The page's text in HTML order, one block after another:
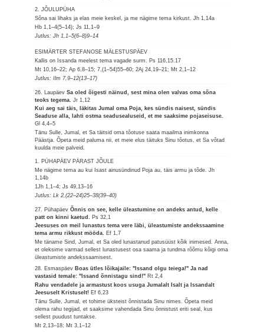
2. JÕULUPÜHA
Sõna sai lihaks ja elas meie keskel, ja me nägime tema kirkust.Jh 1,14a
Hb 1,1–4(5–14); Js 11,1–9
Jutlus: Jh 1,1–5(6–8)9–14
ESIMÄRTER STEFANOSE MÄLESTUSPÄEV
Kallis on Issanda meelest tema vagade surm. Ps 116,15.17
Mt 10,16–22; Ap 6,8–15; 7,(1–54)55–60; 2Aj 24,19–21; Mt 2,1–12
Jutlus: Ilm 7,9–12(13–17)
26. LaupäevSa oled õigesti näinud, sest mina olen valvas oma sõna
teoks tegema.Jr 1,12
Kui aeg sai täis, läkitas Jumal oma Poja, kes sündis naisest, sündis
Seaduse alla, lahti ostma seadusealuseid, et me saaksime pojaseisuse.
Gl 4,4–5
Tänu Sulle, Jumal, et Sa täitsid oma tõotuse saata maailma inimkonna
Päästja. Õpeta meid paluma nii, et meie elus täituks Sinu tõotus, et Sa võtad
kuulda meie palveid.
1. PÜHAPÄEV PÄRAST JÕULE
Me nägime tema au kui Isast ainusündinud Poja au, täis armu ja tõde.Jh
1,14b
1Jh 1,1–4; Js 49,13–16
Jutlus: Lk 2,(22–24)25–38(39–40)
27. PühapäevÕnnis on see, kelle üleastumine on andeks antud, kelle
patt on kinni kaetud. Ps 32,1
Jeesuses on meil lunastus tema vere läbi, üleastumiste andekssaamine
tema armu rikkust mööda. Ef 1,7
Me täname Sind, Jumal, et Sa oled lunastanud patusüüst kõik inimesed. Anna,
et oleksime varmad sellest lunastusest osa saama ja tundma rõõmu kõigi oma
üleastumiste andekssaamisest.
28. Esmaspäev Boas ütles lõikajaile: "Issand olgu teiega!" Ja nad
vastasid temale: "Issand õnnistagu sind!" Rt 2,4
Rahu vendadele ja armastust koos usuga Jumalalt Isalt ja Issandalt
Jeesuselt Kristuselt! Ef 6,23
Tänu Sulle, Jumal, et tohime üksteist õnnistada Sinu nimes. Õpeta meid
olema rahu tegijad, et saaksime vahendada Sinu õnnistust eriti seal, kus
sellest puudust tuntakse.
Mt 2,13–18; Mt 3,1–12